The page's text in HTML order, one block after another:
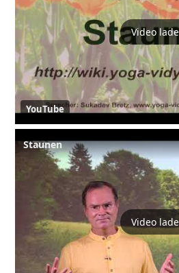
Video
YouTube
Staunen
Video